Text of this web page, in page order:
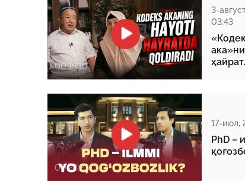
00:15:10
3-
03:43
00:28:23
17-июл,
PhD –